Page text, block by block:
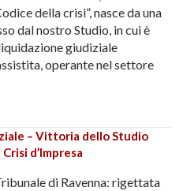
della crisi”, nasce da una
dal nostro Studio, in cui è
giudiziale
operante nel settore
– Vittoria dello Studio
d’Impresa
di Ravenna: rigettata